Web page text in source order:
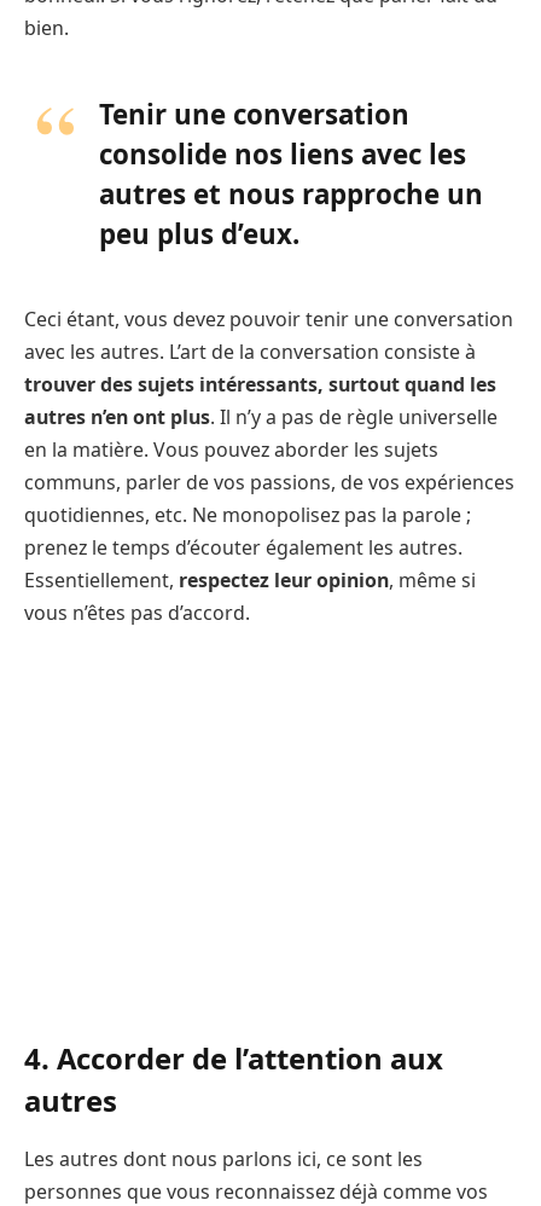
bien.
Tenir une conversation
consolide nos liens avec les
autres et nous rapproche un
peu plus d’eux.
Ceci étant, vous devez pouvoir tenir une conversation
avec les autres. L’art de la conversation consiste à
trouver des sujets intéressants, surtout quand les
autres n’en ont plus. Il n’y a pas de règle universelle
en la matière. Vous pouvez aborder les sujets
communs, parler de vos passions, de vos expériences
quotidiennes, etc. Ne monopolisez pas la parole ;
prenez le temps d’écouter également les autres.
Essentiellement, respectez leur opinion, même si
vous n’êtes pas d’accord.
4. Accorder de l’attention aux
autres
Les autres dont nous parlons ici, ce sont les
personnes que vous reconnaissez déjà comme vos